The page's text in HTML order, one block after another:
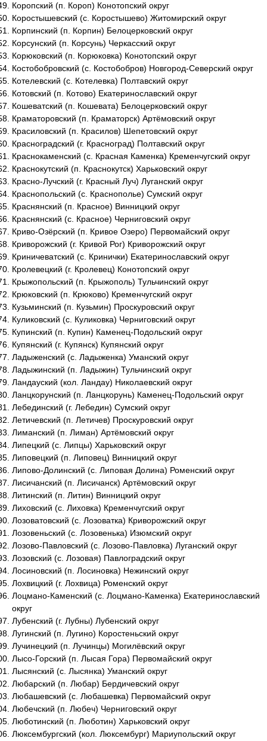
Коропский (п. Короп) Конотопский округ
Коростышевский (с. Коростышево) Житомирский округ
Корпинский (п. Корпин) Белоцерковский округ
Корсунский (п. Корсунь) Черкасский округ
Корюковский (п. Корюковка) Конотопский округ
Костобобровский (с. Костобобров) Новгород-Северский округ
Котелевский (с. Котелевка) Полтавский округ
Котовский (п. Котово) Екатеринославский округ
Кошеватский (п. Кошевата) Белоцерковский округ
Краматоровский (п. Краматорск) Артёмовский округ
Красиловский (п. Красилов) Шепетовский округ
Красноградский (г. Красноград) Полтавский округ
Краснокаменский (с. Красная Каменка) Кременчугский округ
Краснокутский (п. Краснокутск) Харьковский округ
Красно-Лучский (г. Красный Луч) Луганский округ
Краснопольский (с. Краснополье) Сумский округ
Краснянский (п. Красное) Винницкий округ
Краснянский (с. Красное) Черниговский округ
Криво-Озёрский (п. Кривое Озеро) Первомайский округ
Криворожский (г. Кривой Рог) Криворожский округ
Криничеватский (с. Кринички) Екатеринославский округ
Кролевецкий (г. Кролевец) Конотопский округ
Крыжопольский (п. Крыжополь) Тульчинский округ
Крюковский (п. Крюково) Кременчугский округ
Кузьминский (п. Кузьмин) Проскуровский округ
Куликовский (с. Куликовка) Черниговский округ
Купинский (п. Купин) Каменец-Подольский округ
Купянский (г. Купянск) Купянский округ
Ладыженский (с. Ладыженка) Уманский округ
Ладыжинский (п. Ладыжин) Тульчинский округ
Ландауский (кол. Ландау) Николаевский округ
Ланцкорунский (п. Ланцкорунь) Каменец-Подольский округ
Лебединский (г. Лебедин) Сумский округ
Летичевский (п. Летичев) Проскуровский округ
Лиманский (п. Лиман) Артёмовский округ
Липецкий (с. Липцы) Харьковский округ
Липовецкий (п. Липовец) Винницкий округ
Липово-Долинский (с. Липовая Долина) Роменский округ
Лисичанский (п. Лисичанск) Артёмовский округ
Литинский (п. Литин) Винницкий округ
Лиховский (с. Лиховка) Кременчугский округ
Лозоватовский (с. Лозоватка) Криворожский округ
Лозовеньский (с. Лозовенька) Изюмский округ
Лозово-Павловский (с. Лозово-Павловка) Луганский округ
Лозовский (с. Лозовая) Павлоградский округ
Лосиновский (п. Лосиновка) Нежинский округ
Лохвицкий (г. Лохвица) Роменский округ
Лоцмано-Каменский (с. Лоцмано-Каменка) Екатеринославский
округ
Лубенский (г. Лубны) Лубенский округ
Лугинский (п. Лугино) Коростеньский округ
Лучинецкий (п. Лучинцы) Могилёвский округ
Лысо-Горский (п. Лысая Гора) Первомайский округ
Лысянский (с. Лысянка) Уманский округ
Любарский (п. Любар) Бердичевский округ
Любашевский (с. Любашевка) Первомайский округ
Любечский (п. Любеч) Черниговский округ
Люботинский (п. Люботин) Харьковский округ
Люксембургский (кол. Люксембург) Мариупольский округ